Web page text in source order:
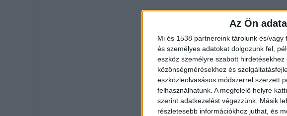
Az Ön
Mi és 1538 partnereink tárolunk és/vagy
és személyes adatokat dolgozunk fel,
eszköz személyre szabott
közönségmérésekhez és
eszközleolvasásos módszerrel szerzett
felhasználhatunk. A megfelelő helyre
szerint adatkezelést végezzünk. Másik
részletesebb információkhoz juthat, és